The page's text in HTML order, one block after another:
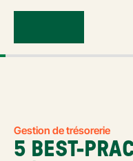
Gestion de trésorerie
5 BEST-